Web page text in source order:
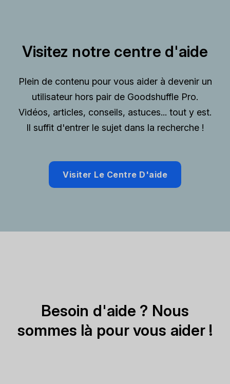
Visitez notre centre d'aide
Plein de contenu pour vous aider à devenir un
utilisateur hors pair de Goodshuffle Pro.
Vidéos, articles, conseils, astuces... tout y est.
Il suffit d'entrer le sujet dans la recherche !
Visiter Le Centre D'aide
Besoin d'aide ? Nous
sommes là pour vous aider !